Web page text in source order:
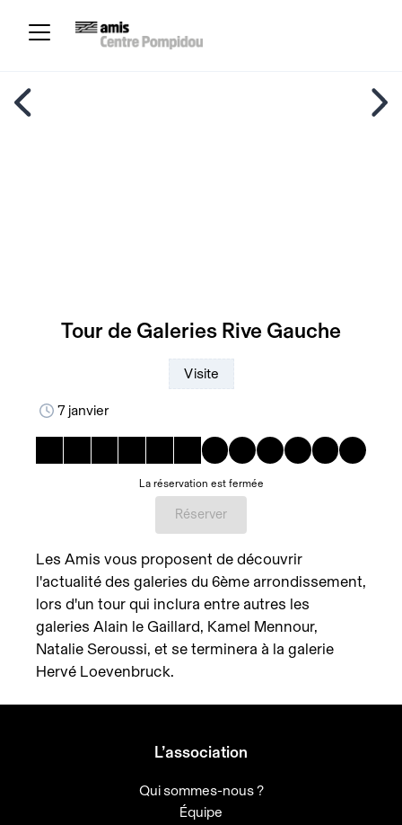
Tour de Galeries Rive Gauche
Visite
7 janvier
La réservation est fermée
Réserver
Les Amis vous proposent de découvrir
l'actualité des galeries du 6ème arrondissement,
lors d'un tour qui inclura entre autres les
galeries Alain le Gaillard, Kamel Mennour,
Natalie Seroussi, et se terminera à la galerie
Hervé Loevenbruck.
L’association
Qui sommes-nous ?
Équipe